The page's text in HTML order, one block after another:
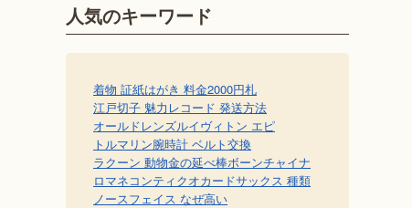
人気のキーワード
着物 証紙はがき 料金2000円札
江戸切子 魅力 レコード 発送方法
オールドレンズルイヴィトン エピ
トルマリン腕時計 ベルト交換
ラクーン 動物金の延べ棒ボーンチャイナ
ロマネコンティクオカードサックス 種類
ノースフェイス なぜ高い